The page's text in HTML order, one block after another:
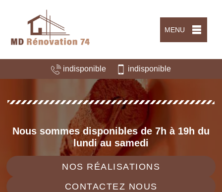
MENU
indisponible indisponible
Nous sommes disponibles de 7h à 19h du
lundi au samedi
NOS RÉALISATIONS
CONTACTEZ NOUS